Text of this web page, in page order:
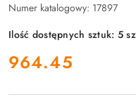
Numer katalogowy: 17897
Ilość dostępnych sztuk: 5
cena:
964.45